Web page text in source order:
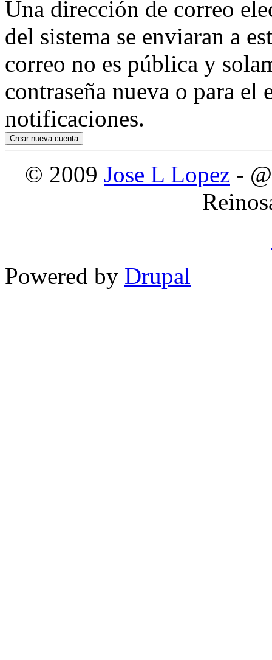
Una dirección de correo
del sistema se enviaran a
correo no es pública y
contraseña nueva o para
notificaciones.
© 2009 Jose L Lopez -
Powered by Drupal